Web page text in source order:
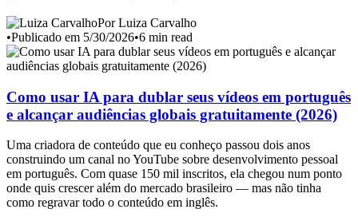
Por Luiza Carvalho
•Publicado em 5/30/2026•6 min read
Como usar IA para dublar seus vídeos em português
e alcançar audiências globais gratuitamente (2026)
Uma criadora de conteúdo que eu conheço passou dois anos
construindo um canal no YouTube sobre desenvolvimento pessoal
em português. Com quase 150 mil inscritos, ela chegou num ponto
onde quis crescer além do mercado brasileiro — mas não tinha
como regravar todo o conteúdo em inglês.